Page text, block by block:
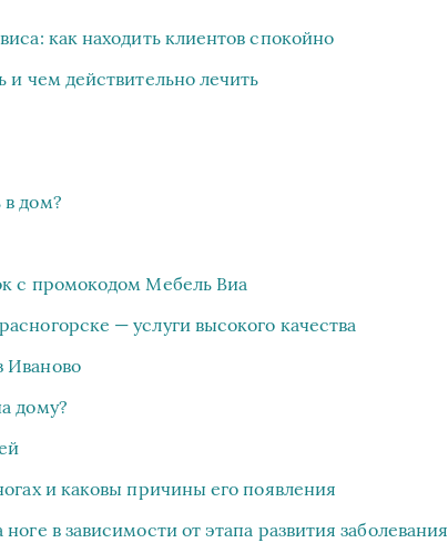
как находить клиентов спокойно
и чем действительно лечить
в дом?
с промокодом Мебель Виа
— услуги высокого качества
Иваново
дому?
и каковы причины его появления
в зависимости от этапа развития заболевания